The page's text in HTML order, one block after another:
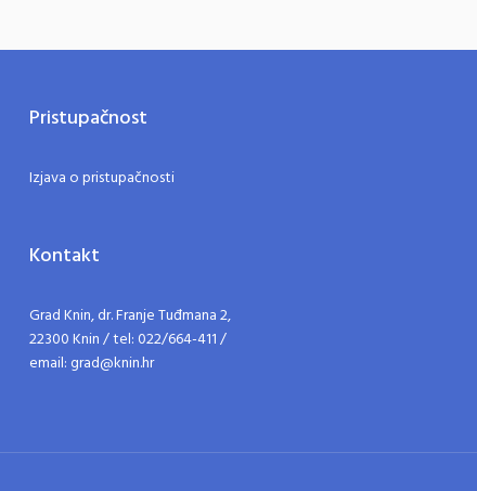
Pristupačnost
Izjava o pristupačnosti
Kontakt
Grad Knin, dr. Franje Tuđmana 2,
22300 Knin / tel: 022/664-411 /
email: grad@knin.hr